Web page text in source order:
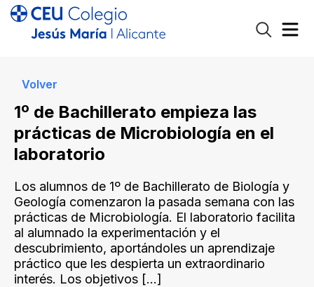
Volver
1º de Bachillerato empieza las
prácticas de Microbiología en el
laboratorio
Los alumnos de 1º de Bachillerato de Biología y
Geología comenzaron la pasada semana con las
prácticas de Microbiología. El laboratorio facilita
al alumnado la experimentación y el
descubrimiento, aportándoles un aprendizaje
práctico que les despierta un extraordinario
interés. Los objetivos […]